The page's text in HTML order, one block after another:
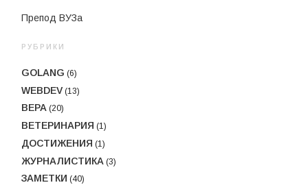
Препод ВУЗа
РУБРИКИ
GOLANG (6)
WEBDEV (13)
ВЕРА (20)
ВЕТЕРИНАРИЯ (1)
ДОСТИЖЕНИЯ (1)
ЖУРНАЛИСТИКА (3)
ЗАМЕТКИ (40)